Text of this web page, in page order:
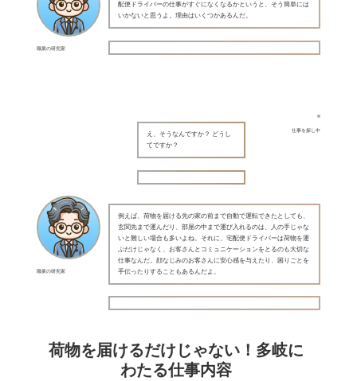
職業の研究家
配便ドライバーの仕事がすぐになくなるかというと、そう簡単には
いかないと思うよ。理由はいくつかあるんだ。
仕事を探し中
え、そうなんですか？ どうし
てですか？
職業の研究家
例えば、荷物を届ける先の家の前まで自動で運転できたとしても、
玄関先まで運んだり、部屋の中まで運び入れるのは、人の手じゃな
いと難しい場合も多いよね。それに、宅配便ドライバーは荷物を運
ぶだけじゃなく、お客さんとコミュニケーションをとるのも大切な
仕事なんだ。顔なじみのお客さんに安心感を与えたり、困りごとを
手伝ったりすることもあるんだよ。
荷物を届けるだけじゃない！多岐に
わたる仕事内容